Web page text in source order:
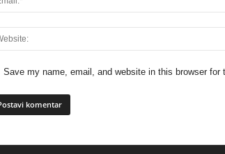
Save my name, email, and website in this browser for